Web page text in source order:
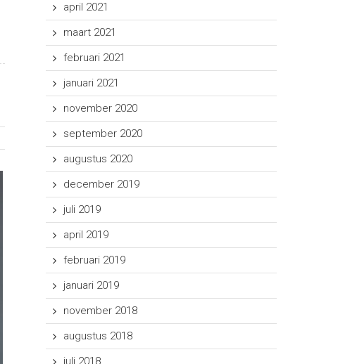
april 2021
maart 2021
februari 2021
januari 2021
november 2020
september 2020
augustus 2020
december 2019
juli 2019
april 2019
februari 2019
januari 2019
november 2018
augustus 2018
juli 2018